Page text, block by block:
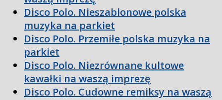
Disco Polo. Nieszablonowe polska
muzyka na parkiet
Disco Polo. Przemiłe polska muzyka na
parkiet
Disco Polo. Niezrównane kultowe
kawałki na waszą imprezę
Disco Polo. Cudowne remiksy na waszą